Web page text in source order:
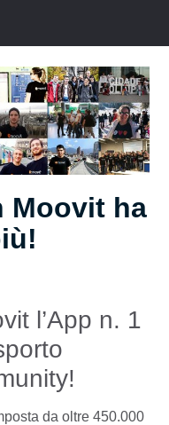
Moovit ha
l’App n. 1
da oltre 450.000